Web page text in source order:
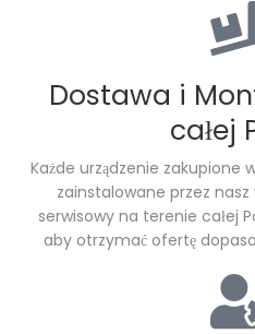
Dostawa i
całej
Każde urządzenie zakupione
zainstalowane przez
serwisowy na terenie całej
aby otrzymać ofertę